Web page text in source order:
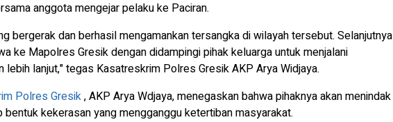
anggota mengejar pelaku ke Paciran.
bergerak dan berhasil mengamankan tersangka di wilayah tersebut. Selanjutnya
ke Mapolres Gresik dengan didampingi pihak keluarga untuk menjalani
lebih lanjut," tegas Kasatreskrim Polres Gresik AKP Arya Widjaya.
Polres Gresik, AKP Arya Wdjaya, menegaskan bahwa pihaknya akan menindak
kekerasan yang mengganggu ketertiban masyarakat.